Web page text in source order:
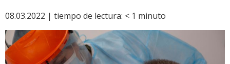
08.03.2022 | tiempo de lectura: < 1 minuto